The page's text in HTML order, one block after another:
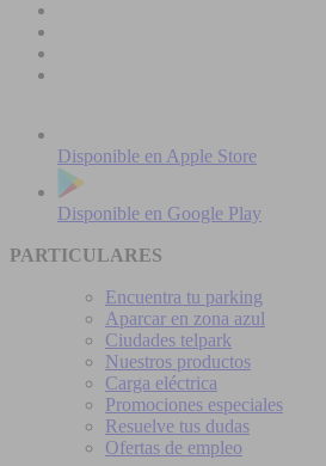
Disponible en Apple Store
Disponible en Google Play
PARTICULARES
Encuentra tu parking
Aparcar en zona azul
Ciudades telpark
Nuestros productos
Carga eléctrica
Promociones especiales
Resuelve tus dudas
Ofertas de empleo